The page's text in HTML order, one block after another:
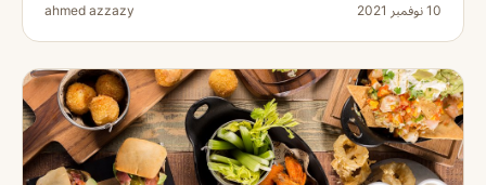
10 نوفمبر 2021 ahmed azzazy